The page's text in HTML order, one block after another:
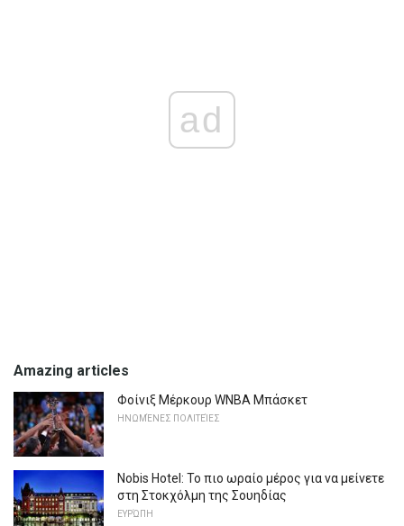
ad
Amazing articles
Φοίνιξ Μέρκουρ WNBA Μπάσκετ
ΗΝΩΜΈΝΕΣ ΠΟΛΙΤΕΊΕΣ
Nobis Hotel: Το πιο ωραίο μέρος για να μείνετε
στη Στοκχόλμη της Σουηδίας
ΕΥΡΏΠΗ